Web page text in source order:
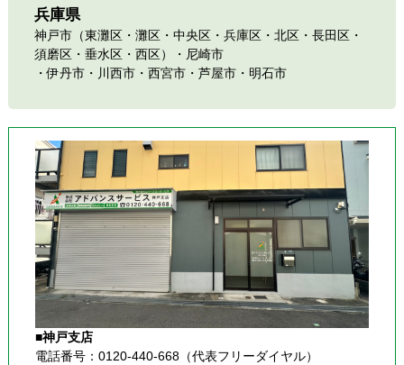
兵庫県
神戸市（東灘区・灘区・中央区・兵庫区・北区・長田区・
須磨区・ 垂水区・ 西区）
・尼崎市
・伊丹市・川西市・西宮市・芦屋市・明石市
■神戸支店
電話番号：0120-440-668（代表フリーダイヤル）